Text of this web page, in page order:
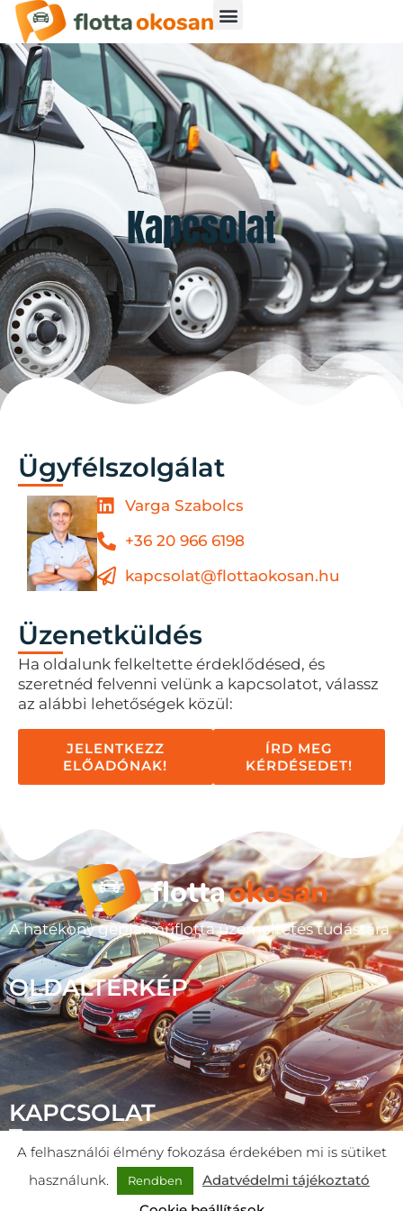
Kapcsolat
Ügyfélszolgálat
Varga Szabolcs
+36 20 966 6198
kapcsolat@flottaokosan.hu
Üzenetküldés
Ha oldalunk felkeltette érdeklődésed, és
szeretnéd felvenni velünk a kapcsolatot, válassz
az alábbi lehetőségek közül:
JELENTKEZZ
ELŐADÓNAK!
ÍRD MEG
KÉRDÉSEDET!
A hatékony gépjárműflotta üzemeltetés tudástára
OLDALTÉRKÉP
KAPCSOLAT
Varga Szabolcs
+36 20 966 6198
kapcsolat@flottaokosan.hu
A felhasználói élmény fokozása érdekében mi is sütiket
használunk.
Rendben
Adatvédelmi tájékoztató